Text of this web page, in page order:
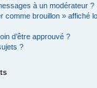
à un modérateur ?
comme brouillon » affiché
d’être approuvé ?
?